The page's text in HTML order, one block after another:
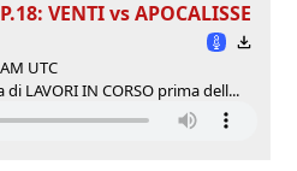
VENTI vs APOCALISSE
UTC
LAVORI IN CORSO prima dell...